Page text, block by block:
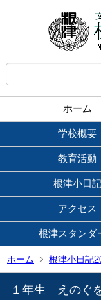
ホーム
学校概要
教育活動
根津小日記
アクセス
根津スタンダ
ホーム 根津小日記
１年生 えのぐ